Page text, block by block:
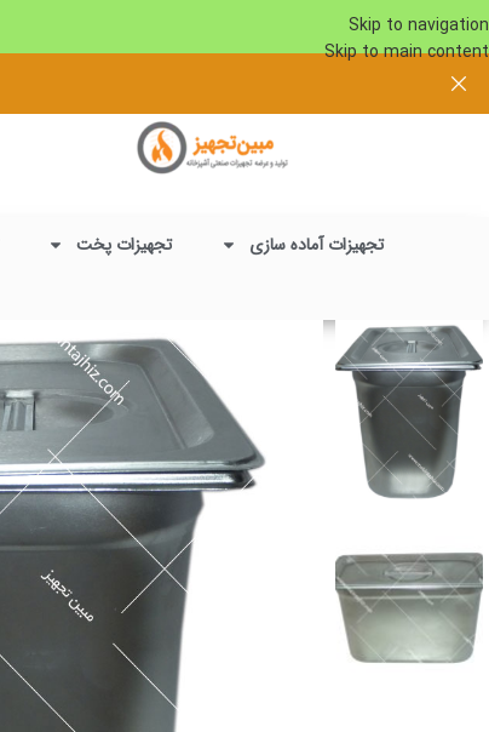
Skip to navigation
Skip to main content
تجهیزات آماده سازی تجهیزات پخت